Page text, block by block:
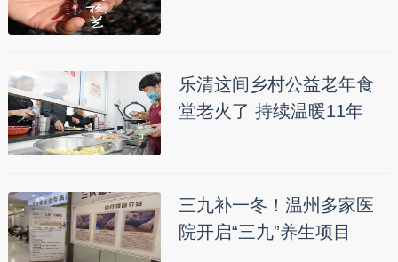
乐清这间乡村公益老年食
堂老火了 持续温暖11年
三九补一冬！温州多家医
院开启“三九”养生项目